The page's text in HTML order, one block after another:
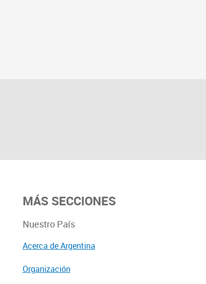
MÁS SECCIONES
Nuestro País
Acerca de Argentina
Organización